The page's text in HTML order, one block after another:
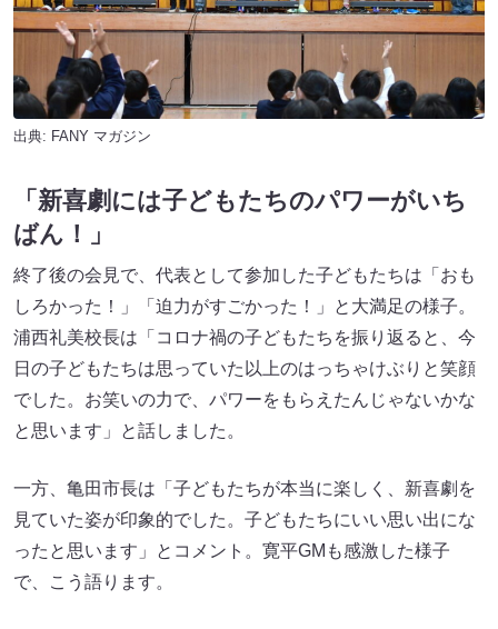
出典: FANY マガジン
「新喜劇には子どもたちのパワーがいち
ばん！」
終了後の会見で、代表として参加した子どもたちは「おも
しろかった！」「迫力がすごかった！」と大満足の様子。
浦西礼美校長は「コロナ禍の子どもたちを振り返ると、今
日の子どもたちは思っていた以上のはっちゃけぶりと笑顔
でした。お笑いの力で、パワーをもらえたんじゃないかな
と思います」と話しました。
一方、亀田市長は「子どもたちが本当に楽しく、新喜劇を
見ていた姿が印象的でした。子どもたちにいい思い出にな
ったと思います」とコメント。寛平GMも感激した様子
で、こう語ります。